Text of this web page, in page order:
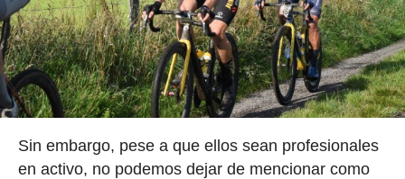
Sin embargo, pese a que ellos sean profesionales
en activo, no podemos dejar de mencionar como